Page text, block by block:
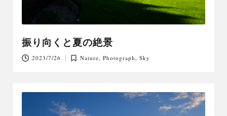
振り向くと夏の絶景
2023/7/26
Posted
Nature,Photograph,Sky